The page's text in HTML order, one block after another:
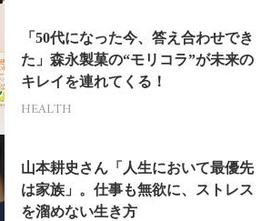
「50代になった今、答え合わせでき
た」森永製菓の“モリコラ”が未来の
キレイを連れてくる！
HEALTH
山本耕史さん「人生において最優先
は家族」。仕事も無欲に、ストレス
を溜めない生き方